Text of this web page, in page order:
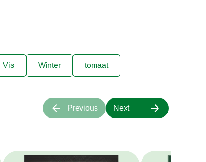
Vis Winter tomaat
Previous Next